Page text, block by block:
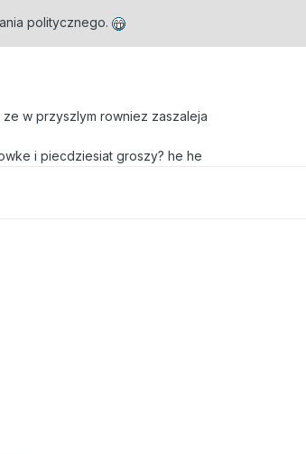
politycznego.
w przyszlym rowniez zaszaleja
i piecdziesiat groszy? he he